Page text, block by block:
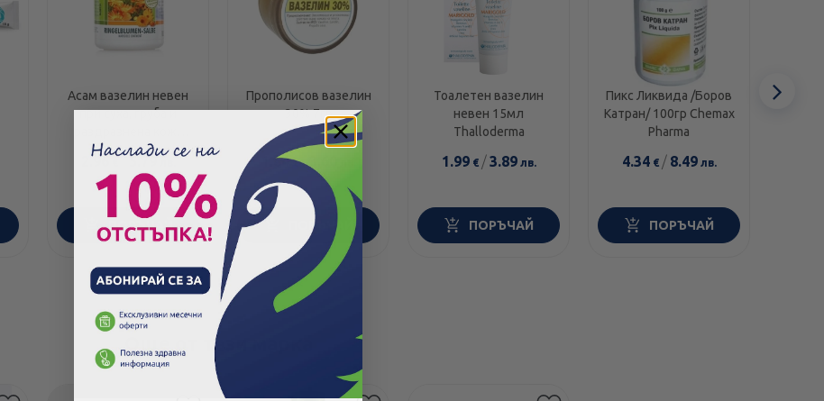
Асам вазелин невен
при суха, груба и
100мл
2.96 / 5.79
ПОРЪЧАЙ
Прополисов вазелин
30% 7гр
1.84€ /
ПОРЪЧАЙ
Тоалетен вазелин
невен 15мл
Thalloderma
1.99€ /3.89лв.
ПОРЪЧАЙ
Пикс Ликвида /Боров
Катран/ 100гр Chemax
Pharma
4.34€ / 8.49лв.
ПОРЪЧАЙ
Още от тази марка